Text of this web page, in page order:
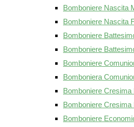
Bomboniere Nascita
Bomboniere Nascita
Bomboniere
Bomboniere
Bomboniere
Bomboniera
Bomboniere Cresima
Bomboniere Cresima
Bomboniere